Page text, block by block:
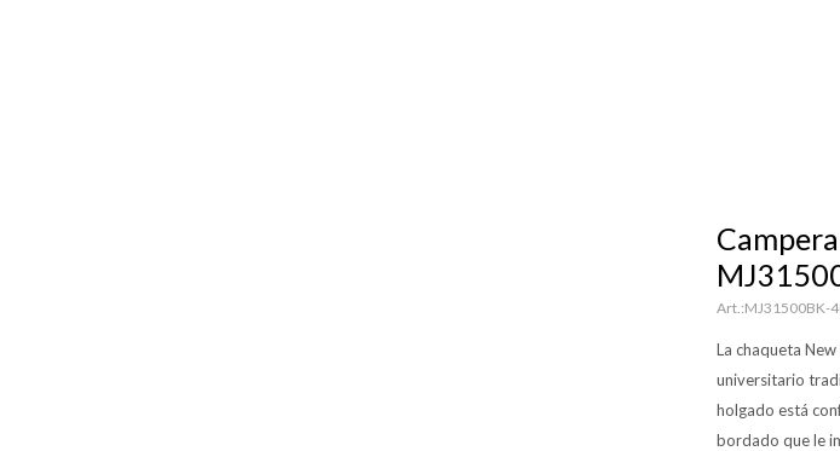
MJ31500BK-
La chaqueta
universitario
holgado está
bordado que le